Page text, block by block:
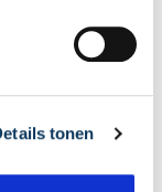
tonen